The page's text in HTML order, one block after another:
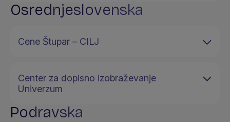
Osrednjeslovenska
Cene Štupar – CILJ
Center za dopisno izobraževanje
Univerzum
Podravska